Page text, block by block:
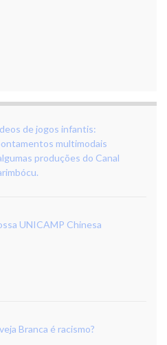
de jogos infantis:
multimodais
produções do Canal
UNICAMP Chinesa
Branca é racismo?